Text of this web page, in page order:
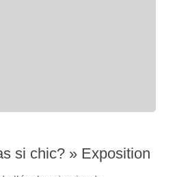
si chic? » Exposition